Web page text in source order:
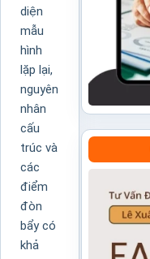
diện
mẫu
hình
lặp lại,
nguyên
nhân
cấu
trúc và
các
điểm
đòn
bẩy có
khả